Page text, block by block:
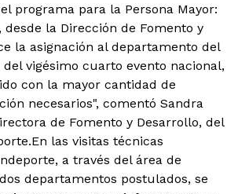
programa para la Persona Mayor:
desde la Dirección de Fomento y
la asignación al departamento del
del vigésimo cuarto evento nacional,
con la mayor cantidad de
necesarios", comentó Sandra
de Fomento y Desarrollo, del
las visitas técnicas
a través del área de
departamentos postulados, se